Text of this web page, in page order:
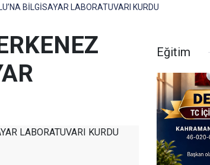
BİLGİSAYAR LABORATUVARI KURDU
Eğitim